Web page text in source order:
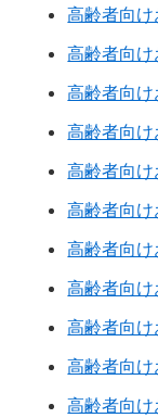
高齢者向
高齢者向
高齢者向
高齢者向
高齢者向
高齢者向
高齢者向
高齢者向
高齢者向
高齢者向
高齢者向